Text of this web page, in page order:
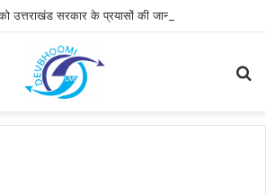
उत्तराखंड सरकार के प्रयासों की जानकारी दी